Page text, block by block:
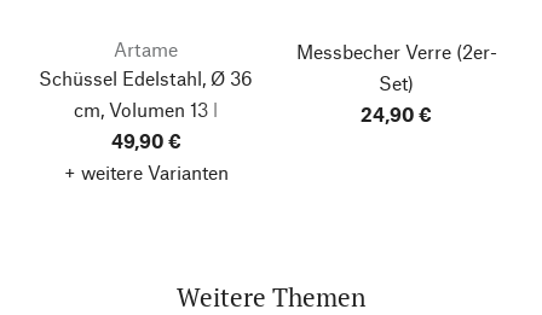
Artame
Schüssel Edelstahl, Ø 36
cm, Volumen 13 l
49,90 €
+ weitere Varianten
Messbecher Verre(2er-
Set)
24,90 €
Weitere Themen